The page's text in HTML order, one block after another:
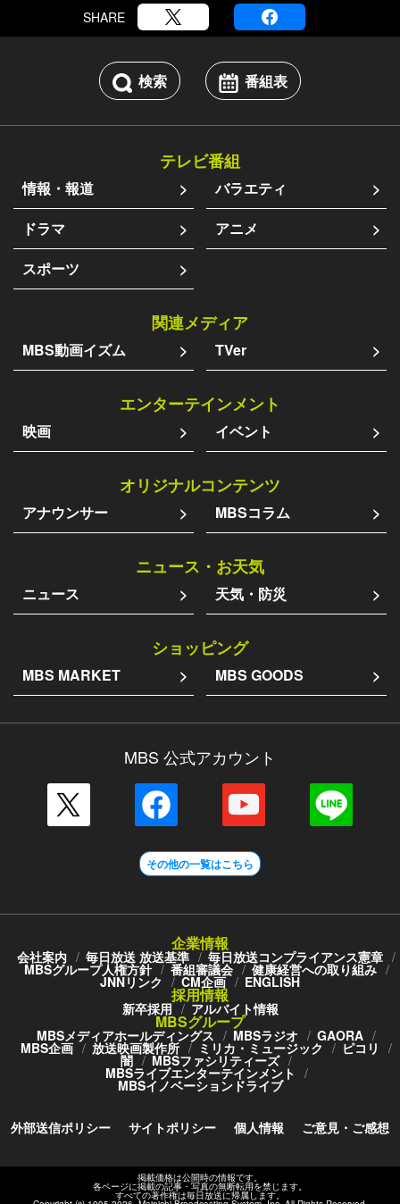
SHARE
検索 番組表
テレビ番組
情報・報道
バラエティ
ドラマ
アニメ
スポーツ
関連メディア
MBS動画イズム TVer
エンターテインメント
映画 イベント
オリジナルコンテンツ
アナウンサー MBSコラム
ニュース・お天気
ニュース 天気・防災
ショッピング
MBS MARKET MBS GOODS
MBS 公式アカウント
その他の一覧はこちら
企業情報
会社案内 毎日放送 放送基準 毎日放送コンプライアンス憲章
MBSグループ人権方針 番組審議会 健康経営への取り組み
JNNリンク CM企画 ENGLISH
採用情報
新卒採用 アルバイト情報
MBSグループ
MBSメディアホールディングス MBSラジオ GAORA
MBS企画 放送映画製作所 ミリカ・ミュージック ピコリ
闇 MBSファシリティーズ
MBSライブエンターテインメント
MBSイノベーションドライブ
外部送信ポリシー サイトポリシー 個人情報 ご意見・ご感想
掲載価格は公開時の情報です。
各ページに掲載の記事・写真の無断転用を禁じます。
すべての著作権は毎日放送に帰属します。